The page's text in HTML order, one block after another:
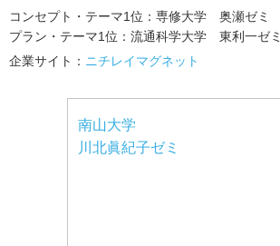
コンセプト・テーマ1位：専修大学 奥瀬ゼミ
プラン・テーマ1位：流通科学大学 東利一ゼミ
企業サイト： ニチレイマグネット
南山大学
川北眞紀子ゼミ